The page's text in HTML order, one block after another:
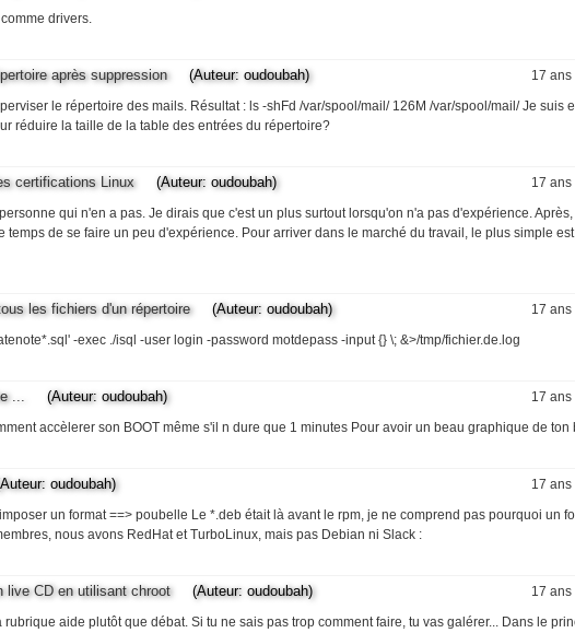
drivers.
17 ans
après suppression(Auteur: oudoubah)
le répertoire des mails. Résultat : ls -shFd /var/spool/mail/ 126M /var/spool/mail/ Je suis
réduire la taille de la table des entrées du répertoire?
17 ans
certifications Linux(Auteur: oudoubah)
qui n'en a pas. Je dirais que c'est un plus surtout lorsqu'on n'a pas d'expérience.
de se faire un peu d'expérience. Pour arriver dans le marché du travail, le plus simple
17 ans
les fichiers d'un répertoire(Auteur: oudoubah)
-exec ./isql -user login -password motdepass -input {} \; &>/tmp/fichier.de.log
17 ans
... (Auteur: oudoubah)
accèlerer son BOOT même s'il n dure que 1 minutes Pour avoir un beau graphique de ton
17 ans
oudoubah)
un format ==> poubelle Le *.deb était là avant le rpm, je ne comprend pas pourquoi un
nous avons RedHat et TurboLinux, mais pas Debian ni Slack :
17 ans
live CD en utilisant chroot(Auteur: oudoubah)
aide plutôt que débat. Si tu ne sais pas trop comment faire, tu vas galérer... Dans le